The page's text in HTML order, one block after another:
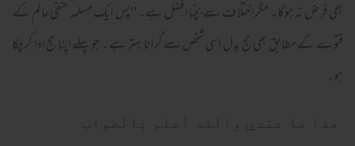
بھی فرض نہ ہوگا۔ مگراختلا ف سے بچنا افضل ہے۔ ''پس ایک مسلمہ حنفی عالم کے
فتوے کے مطابق بھی حج بدل اسی شخص سے کرانا بہتر ہے۔ جو پہلے اپنا حج ادا کرچکا
ہو۔
ھذا ما عندي والله أعلم بالصواب